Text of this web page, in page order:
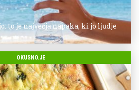
to je največja napaka, ki jo ljudje
OKUSNO.JE